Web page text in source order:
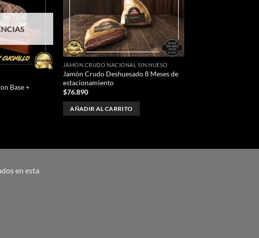
Base +
lista de
deseos
JAMÓN CRUDO NACIONAL SIN HUESO
Jamón Crudo Deshuesado 8 Meses de
estacionamiento
$76.890
AÑADIR AL CARRITO
en esta